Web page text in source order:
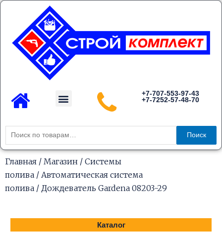
Перейти
содержимому
Menu
+7-707-553-97-43
+7-7252-57-48-70
Искать:
Поиск
Главная / Магазин / Системы
полива / Автоматическая система
полива / Дождеватель Gardena 08203-29
Каталог